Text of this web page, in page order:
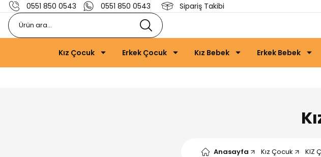
0551 850 0543 0551 850 0543 Sipariş Takibi
Kız Çocuk Erkek Çocuk Kız Bebek Erkek Bebek
Anasayfa Kız Çocuk KIZ